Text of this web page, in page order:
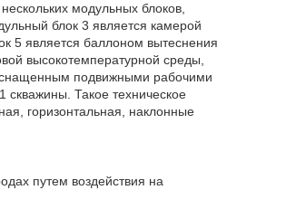
модульных блоков,
блок 3 является камерой
5 является баллоном вытеснения
высокотемпературной среды,
подвижными рабочими
Такое техническое
горизонтальная, наклонные
путем воздействия на